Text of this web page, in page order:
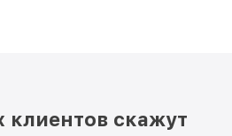
скажут